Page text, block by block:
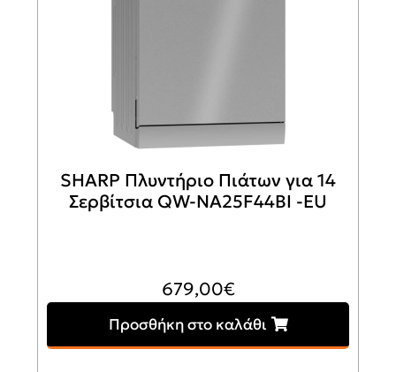
SHARP Πλυντήριο Πιάτων για 14
Σερβίτσια QW-NA25F44BI -EU
679,00€
Προσθήκη στο καλάθι